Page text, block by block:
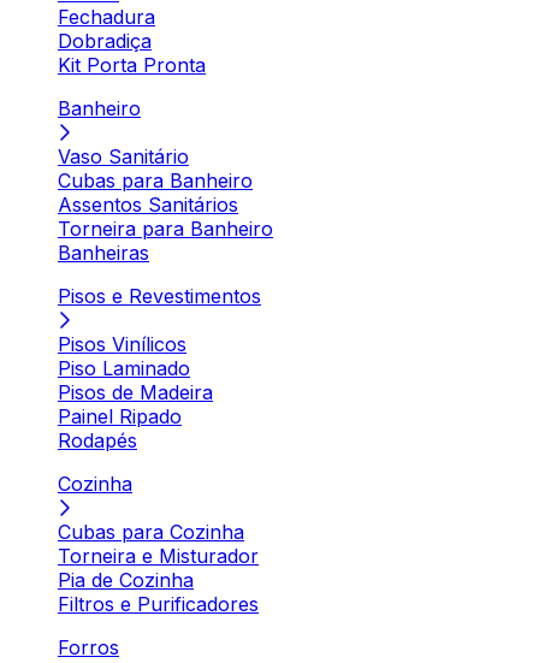
Fechadura
Dobradiça
Kit Porta Pronta
Banheiro
Vaso Sanitário
Cubas para Banheiro
Assentos Sanitários
Torneira para Banheiro
Banheiras
Pisos e Revestimentos
Pisos Vinílicos
Piso Laminado
Pisos de Madeira
Painel Ripado
Rodapés
Cozinha
Cubas para Cozinha
Torneira e Misturador
Pia de Cozinha
Filtros e Purificadores
Forros